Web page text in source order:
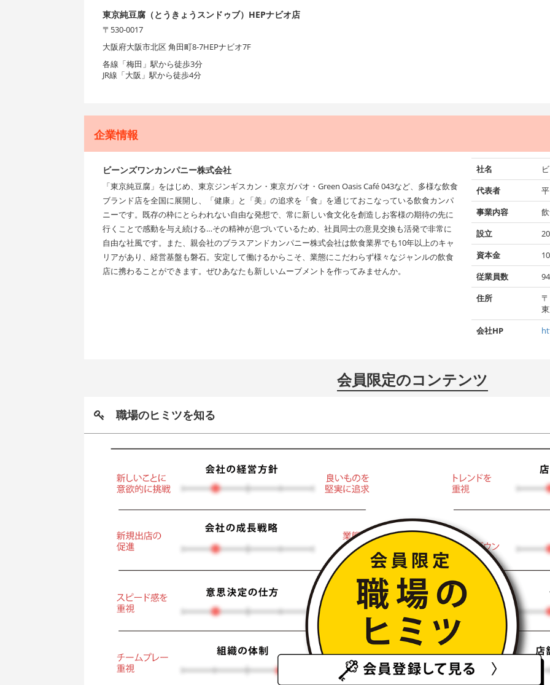
東京純豆腐（とうきょうスンドゥブ）HEPナビオ店
〒530-0017
大阪府大阪市北区 角田町8-7HEPナビオ7F
各線「梅田」駅から徒歩3分
JR線「大阪」駅から徒歩4分
企業情報
ビーンズワンカンパニー株式会社
「東京純豆腐」をはじめ、東京ジンギスカン・東京ガパオ・Green Oasis Café 043など、多様な飲食
ブランド店を全国に展開し、「健康」と「美」の追求を「食」を通じておこなっている飲食カンパ
ニーです。既存の枠にとらわれない自由な発想で、常に新しい食文化を創造しお客様の期待の先に
行くことで感動を与え続ける…その精神が息づいているため、社員同士の意見交換も活発で非常に
自由な社風です。また、親会社のブラスアンドカンパニー株式会社は飲食業界でも10年以上のキャ
リアがあり、経営基盤も磐石。安定して働けるからこそ、業態にこだわらず様々なジャンルの飲食
店に携わることができます。ぜひあなたも新しいムーブメントを作ってみませんか。
社名
代表者
事業内容
設立
資本金
従業員数
住所
会社HP
会員限定のコンテンツ
職場のヒミツを知る